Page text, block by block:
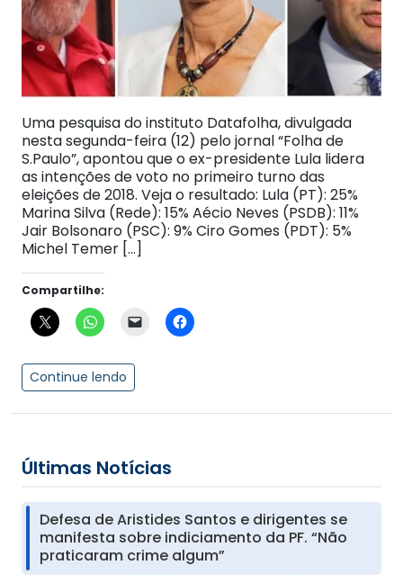
Uma pesquisa do instituto Datafolha, divulgada
nesta segunda-feira (12) pelo jornal “Folha de
S.Paulo”, apontou que o ex-presidente Lula lidera
as intenções de voto no primeiro turno das
eleições de 2018. Veja o resultado: Lula (PT): 25%
Marina Silva (Rede): 15% Aécio Neves (PSDB): 11%
Jair Bolsonaro (PSC): 9% Ciro Gomes (PDT): 5%
Michel Temer […]
Compartilhe:
Continue lendo
Últimas Notícias
Defesa de Aristides Santos e dirigentes se
manifesta sobre indiciamento da PF. “Não
praticaram crime algum”